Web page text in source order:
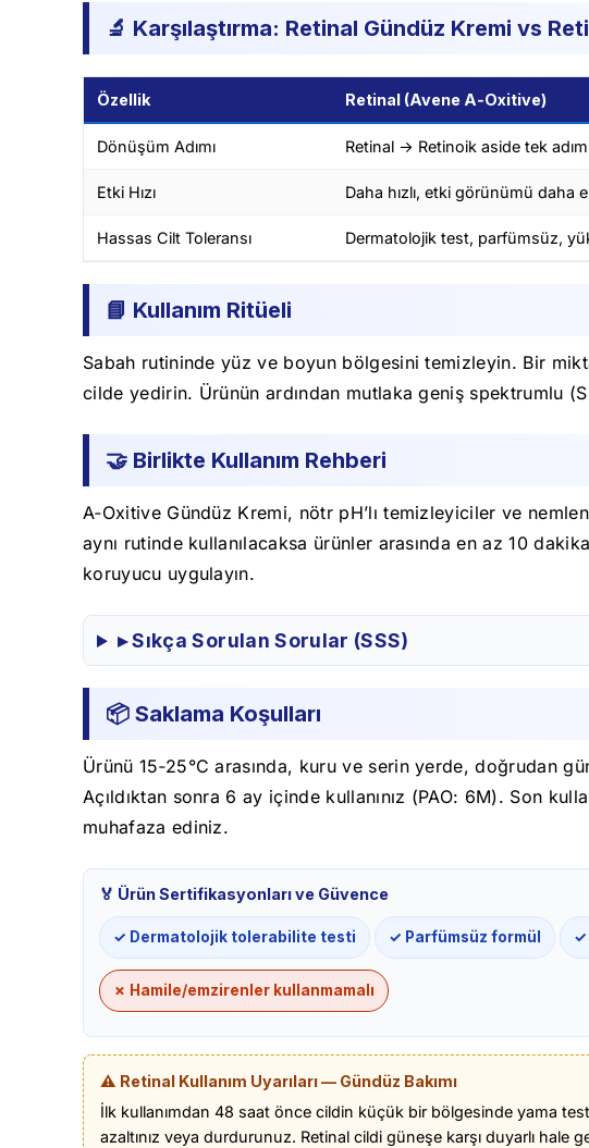
🔬 Karşılaştırma: Retinal Gündüz Kremi vs
Özellik Retinal (Avene A‑Oxitive)
Dönüşüm Adımı Retinal → Retinoik aside tek adım
Etki Hızı Daha hızlı, etki görünümü daha
Hassas Cilt Toleransı Dermatolojik test, parfümsüz,
📘 Kullanım Ritüeli
Sabah rutininde yüz ve boyun bölgesini temizleyin. Bir
cilde yedirin. Ürünün ardından mutlaka geniş spektrumlu
🤝 Birlikte Kullanım Rehberi
A‑Oxitive Gündüz Kremi, nötr pH’lı temizleyiciler ve
aynı rutinde kullanılacaksa ürünler arasında en az 10
koruyucu uygulayın.
▸ Sıkça Sorulan Sorular (SSS)
📦 Saklama Koşulları
Ürünü 15‑25°C arasında, kuru ve serin yerde, doğrudan
Açıldıktan sonra 6 ay içinde kullanınız (PAO: 6M). Son
muhafaza ediniz.
🏅 Ürün Sertifikasyonları ve Güvence
✓ Dermatolojik tolerabilite testi ✓ Parfümsüz formül ✓
✗ Hamile/emzirenler kullanmamalı
⚠️ Retinal Kullanım Uyarıları — Gündüz Bakımı
İlk kullanımdan 48 saat önce cildin küçük bir bölgesinde yama testi
azaltınız veya durdurunuz. Retinal cildi güneşe karşı duyarlı hale